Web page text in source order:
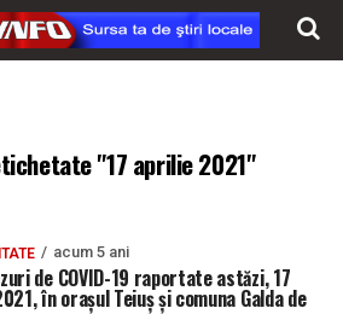
"17 aprilie 2021"
acum 5 ani
de COVID-19 raportate astăzi, 17
în orașul Teiuș și comuna Galda de